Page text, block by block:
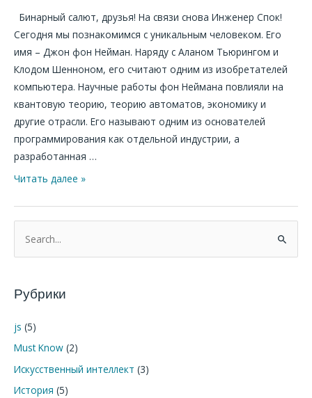
Бинарный салют, друзья! На связи снова Инженер Спок!
Сегодня мы познакомимся с уникальным человеком. Его
имя – Джон фон Нейман. Наряду с Аланом Тьюрингом и
Клодом Шенноном, его считают одним из изобретателей
компьютера. Научные работы фон Неймана повлияли на
квантовую теорию, теорию автоматов, экономику и
другие отрасли. Его называют одним из основателей
программирования как отдельной индустрии, а
разработанная …
Читать далее »
о
с
:
Рубрики
js (5)
Must Know (2)
Искусственный интеллект (3)
История (5)